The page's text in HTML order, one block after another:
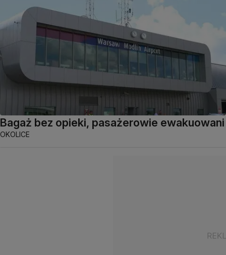
Bagaż bez opieki, pasażerowie ewakuowani
OKOLICE